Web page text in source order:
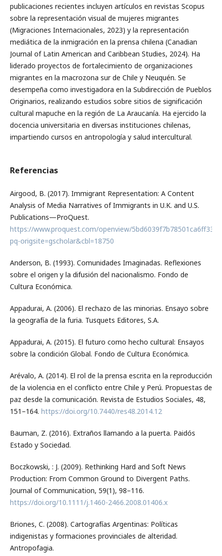
publicaciones recientes incluyen artículos en revistas Scopus
sobre la representación visual de mujeres migrantes
(Migraciones Internacionales, 2023) y la representación
mediática de la inmigración en la prensa chilena (Canadian
Journal of Latin American and Caribbean Studies, 2024). Ha
liderado proyectos de fortalecimiento de organizaciones
migrantes en la macrozona sur de Chile y Neuquén. Se
desempeña como investigadora en la Subdirección de Pueblos
Originarios, realizando estudios sobre sitios de significación
cultural mapuche en la región de La Araucanía. Ha ejercido la
docencia universitaria en diversas instituciones chilenas,
impartiendo cursos en antropología y salud intercultural.
Referencias
Airgood, B. (2017). Immigrant Representation: A Content
Analysis of Media Narratives of Immigrants in U.K. and U.S.
Publications—ProQuest.
https://www.proquest.com/openview/
pq-origsite=gscholar&cbl=18750
Anderson, B. (1993). Comunidades Imaginadas. Reflexiones
sobre el origen y la difusión del nacionalismo. Fondo de
Cultura Económica.
Appadurai, A. (2006). El rechazo de las minorias. Ensayo sobre
la geografía de la furia. Tusquets Editores, S.A.
Appadurai, A. (2015). El futuro como hecho cultural: Ensayos
sobre la condición Global. Fondo de Cultura Económica.
Arévalo, A. (2014). El rol de la prensa escrita en la reproducción
de la violencia en el conflicto entre Chile y Perú. Propuestas de
paz desde la comunicación. Revista de Estudios Sociales, 48,
151–164. https://doi.org/10.7440/res48.2014.12
Bauman, Z. (2016). Extraños llamando a la puerta. Paidós
Estado y Sociedad.
Boczkowski, : J. (2009). Rethinking Hard and Soft News
Production: From Common Ground to Divergent Paths.
Journal of Communication, 59(1), 98–116.
https://doi.org/10.1111/j.1460-2466.2008.01406.x
Briones, C. (2008). Cartografías Argentinas: Políticas
indigenistas y formaciones provinciales de alteridad.
Antropofagia.